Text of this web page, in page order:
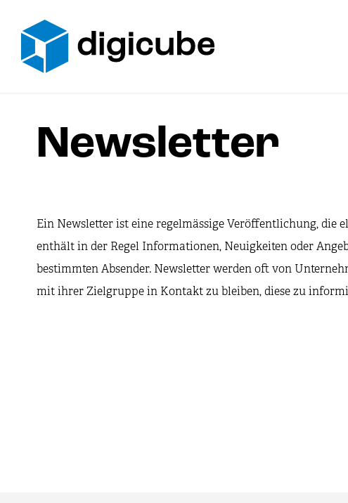
Inhalt
springen
Newsletter
Ein Newsletter ist eine regelmässige Veröffentlichung,
enthält in der Regel Informationen, Neuigkeiten oder
bestimmten Absender. Newsletter werden oft von
mit ihrer Zielgruppe in Kontakt zu bleiben, diese zu